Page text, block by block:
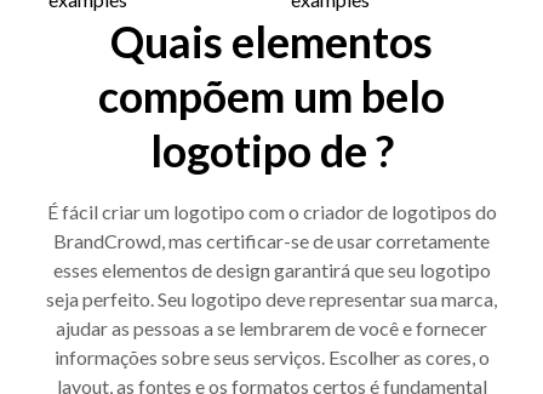
Quais elementos
compõem um belo
logotipo de ?
É fácil criar um logotipo com o criador de logotipos do
BrandCrowd, mas certificar-se de usar corretamente
esses elementos de design garantirá que seu logotipo
seja perfeito. Seu logotipo deve representar sua marca,
ajudar as pessoas a se lembrarem de você e fornecer
informações sobre seus serviços. Escolher as cores, o
layout, as fontes e os formatos certos é fundamental